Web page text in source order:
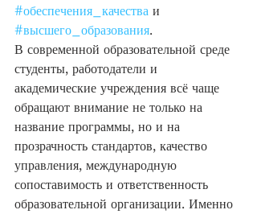
#обеспечения_качества и
#высшего_образования.
В современной образовательной среде
студенты, работодатели и
академические учреждения всё чаще
обращают внимание не только на
название программы, но и на
прозрачность стандартов, качество
управления, международную
сопоставимость и ответственность
образовательной организации. Именно